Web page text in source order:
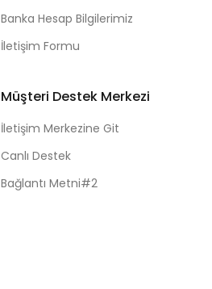
Banka Hesap Bilgilerimiz
İletişim Formu
Müşteri Destek Merkezi
İletişim Merkezine Git
Canlı Destek
Bağlantı Metni#2